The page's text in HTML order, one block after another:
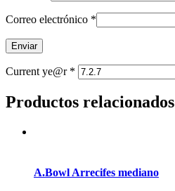
Correo electrónico *
Current ye@r *
Productos relacionados
A.Bowl Arrecifes mediano